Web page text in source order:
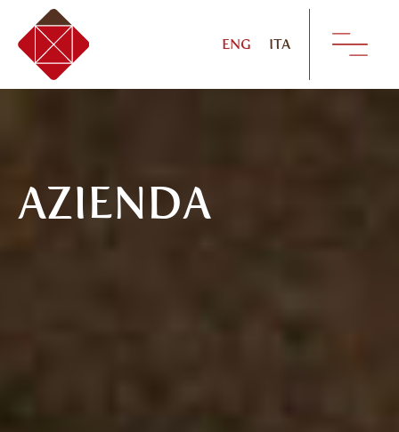
ENG ITA
AZIENDA